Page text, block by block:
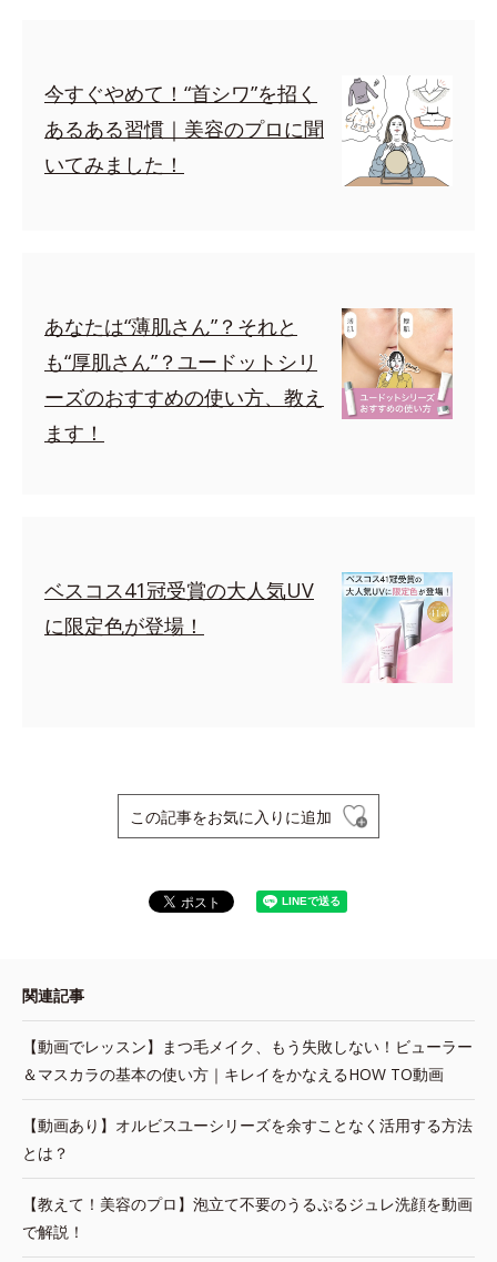
今すぐやめて！“首シワ”を招く
あるある習慣｜美容のプロに聞
いてみました！
あなたは“薄肌さん”？それと
も“厚肌さん”？ユードットシリ
ーズのおすすめの使い方、教え
ます！
ベスコス41冠受賞の大人気UV
に限定色が登場！
この記事をお気に入りに追加
関連記事
【動画でレッスン】まつ毛メイク、もう失敗しない！ビューラー
＆マスカラの基本の使い方｜キレイをかなえるHOW TO動画
【動画あり】オルビスユーシリーズを余すことなく活用する方法
とは？
【教えて！美容のプロ】泡立て不要のうるぷるジュレ洗顔を動画
で解説！